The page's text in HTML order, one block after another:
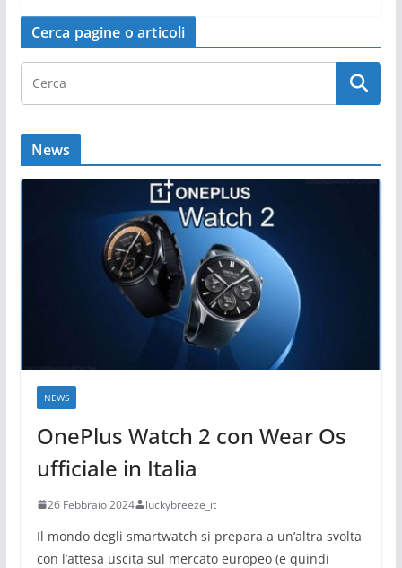
Cerca pagine o articoli
News
NEWS
OnePlus Watch 2 con Wear Os
ufficiale in Italia
26 Febbraio 2024 luckybreeze_it
Il mondo degli smartwatch si prepara a un’altra svolta
con l’attesa uscita sul mercato europeo (e quindi